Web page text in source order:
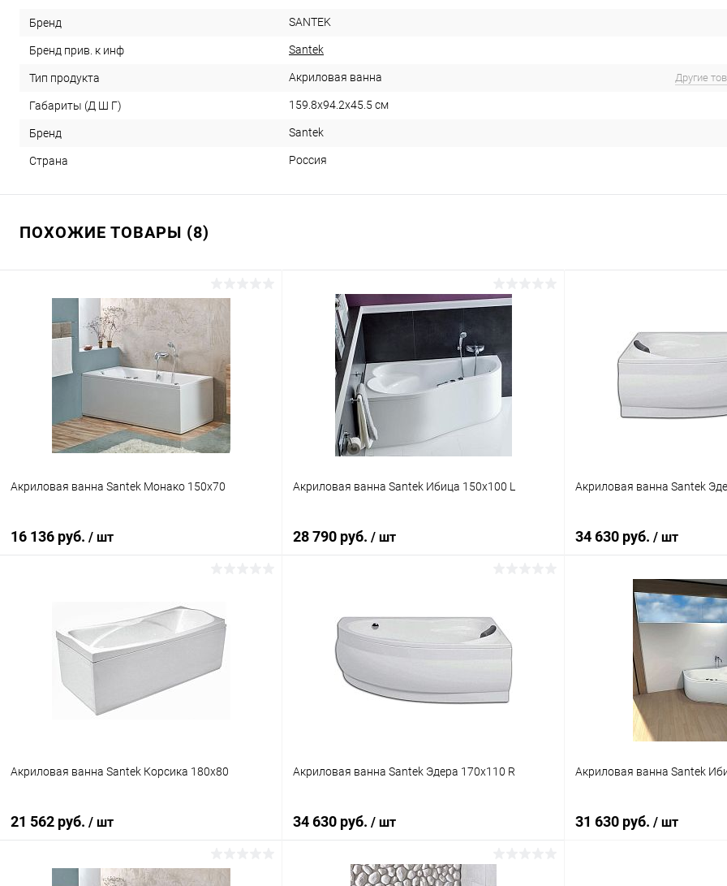
Бренд SANTEK
Бренд прив. к инф Santek
Тип продукта Акриловая ванна Другие
Габариты (Д Ш Г) 159.8x94.2x45.5 см
Бренд Santek
Страна Россия
ПОХОЖИЕ ТОВАРЫ (8)
Акриловая ванна Santek Монако 150x70
16 136 руб. / шт
Подписаться
Купить в 1 клик Сравнение
В избранное Недоступно
Акриловая ванна Santek Ибица 150x100 L
28 790 руб. / шт
Купить в 1 клик Сравнение
В избранное
Акриловая ванна Santek
34 630 руб. / шт
Купить в 1 клик
В избранное
Акриловая ванна Santek Корсика 180x80
21 562 руб. / шт
Акриловая ванна Santek Эдера 170x110 R
34 630 руб. / шт
Акриловая ванна Santek
31 630 руб. / шт